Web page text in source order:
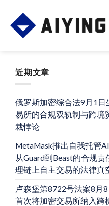
content
近期文章
俄罗斯加密综合法9月1日
易所的合规双轨制与跨境
裁悖论
MetaMask推出自我托管
从Guard到Beast的合规
理链上自主交易的法律真
卢森堡第8722号法案8月
首次将加密交易所纳入跨